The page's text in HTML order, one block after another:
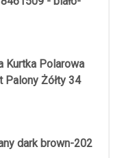
Kurtka Polarowa
Palony Żółty 34
dark brown-202